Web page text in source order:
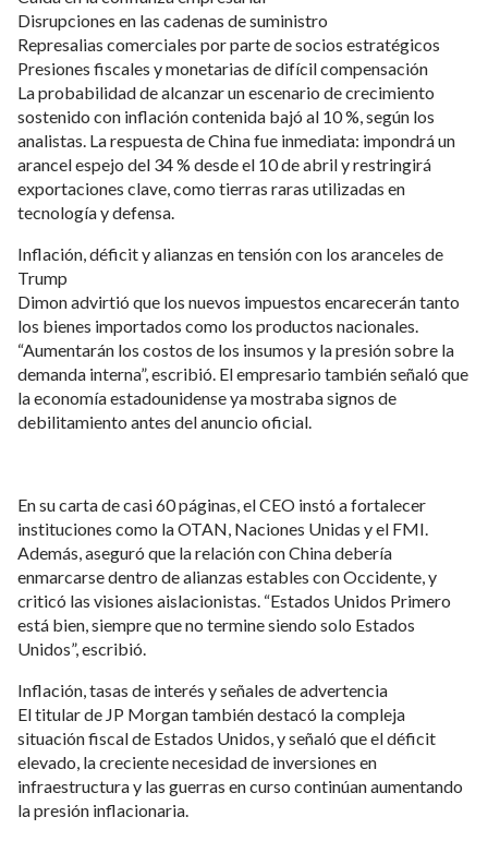
Disrupciones en las cadenas de suministro
Represalias comerciales por parte de socios estratégicos
Presiones fiscales y monetarias de difícil compensación
La probabilidad de alcanzar un escenario de crecimiento
sostenido con inflación contenida bajó al 10 %, según los
analistas. La respuesta de China fue inmediata: impondrá un
arancel espejo del 34 % desde el 10 de abril y restringirá
exportaciones clave, como tierras raras utilizadas en
tecnología y defensa.
Inflación, déficit y alianzas en tensión con los aranceles de
Trump
Dimon advirtió que los nuevos impuestos encarecerán tanto
los bienes importados como los productos nacionales.
“Aumentarán los costos de los insumos y la presión sobre la
demanda interna”, escribió. El empresario también señaló que
la economía estadounidense ya mostraba signos de
debilitamiento antes del anuncio oficial.
En su carta de casi 60 páginas, el CEO instó a fortalecer
instituciones como la OTAN, Naciones Unidas y el FMI.
Además, aseguró que la relación con China debería
enmarcarse dentro de alianzas estables con Occidente, y
criticó las visiones aislacionistas. “Estados Unidos Primero
está bien, siempre que no termine siendo solo Estados
Unidos”, escribió.
Inflación, tasas de interés y señales de advertencia
El titular de JP Morgan también destacó la compleja
situación fiscal de Estados Unidos, y señaló que el déficit
elevado, la creciente necesidad de inversiones en
infraestructura y las guerras en curso continúan aumentando
la presión inflacionaria.